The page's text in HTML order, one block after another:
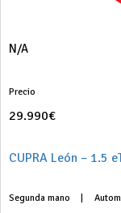
N/A
Precio
29.990€
CUPRA León – 1.5
Segunda mano